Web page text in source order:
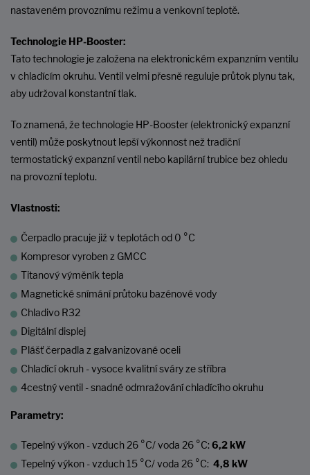
nastaveném provoznímu režimu a venkovní teplotě.
Technologie HP-Booster:
Tato technologie je založena na elektronickém expanzním ventilu
v chladícím okruhu. Ventil velmi přesně reguluje průtok plynu tak,
aby udržoval konstantní tlak.
To znamená, že technologie HP-Booster (elektronický expanzní
ventil) může poskytnout lepší výkonnost než tradiční
termostatický expanzní ventil nebo kapilární trubice bez ohledu
na provozní teplotu.
Vlastnosti:
Čerpadlo pracuje již v teplotách od 0 °C
Kompresor vyroben z GMCC
Titanový výměník tepla
Magnetické snímání průtoku bazénové vody
Chladivo R32
Digitální displej
Plášť čerpadla z galvanizované oceli
Chladící okruh - vysoce kvalitní sváry ze stříbra
4cestný ventil - snadné odmražování chladícího okruhu
Parametry:
Tepelný výkon - vzduch 26 °C/ voda 26 °C: 6,2 kW
Tepelný výkon - vzduch 15 °C/ voda 26 °C: 4,8 kW